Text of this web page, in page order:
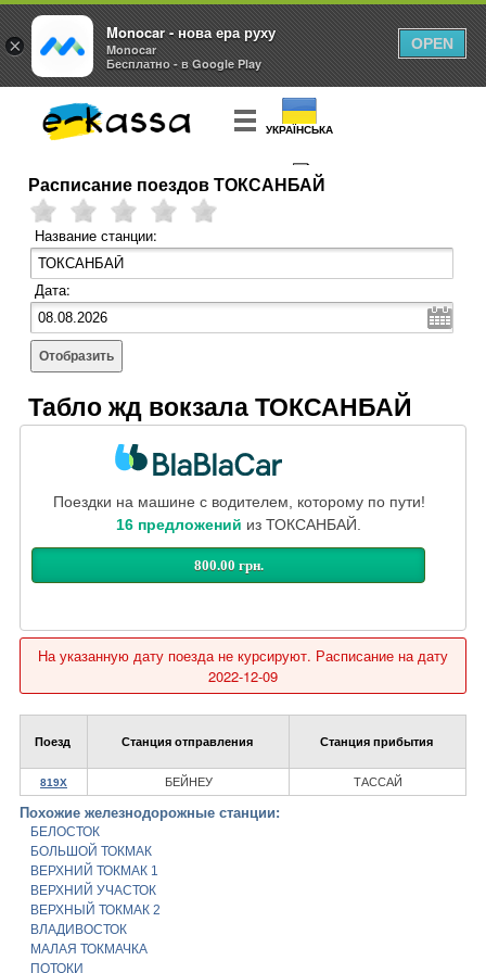
УКРАЇНСЬКА
КУПИТЬБИЛЕТ
Расписание поездов ТОКСАНБАЙ
Название станции:
Дата:
Отобразить
Табло жд вокзала ТОКСАНБАЙ
Поездки на машине с водителем, которому по пути!
16 предложений из ТОКСАНБАЙ.
800.00 грн.
На указанную дату поезда не курсируют. Расписание на дату
2022-12-09
Поезд Станция отправления Станция прибытия
819Х БЕЙНЕУ ТАССАЙ
Похожие железнодорожные станции:
БЕЛОСТОК
БОЛЬШОЙ ТОКМАК
ВЕРХНИЙ ТОКМАК 1
ВЕРХНИЙ УЧАСТОК
ВЕРХНЫЙ ТОКМАК 2
ВЛАДИВОСТОК
МАЛАЯ ТОКМАЧКА
ПОТОКИ
×
Monocar - нова ера руху
Monocar
Бесплатно - в Google Play
OPEN